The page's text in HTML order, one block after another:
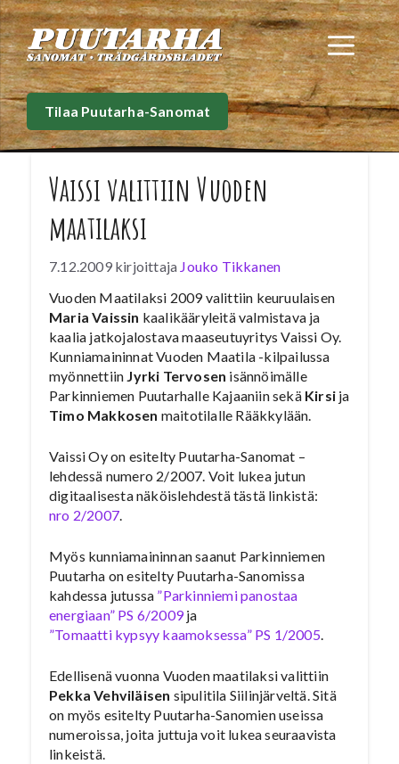
Siirry
sisältöön
Tilaa Puutarha-Sanomat
Vaissi valittiin Vuoden
maatilaksi
7.12.2009 kirjoittaja Jouko Tikkanen
Vuoden Maatilaksi 2009 valittiin keuruulaisen
Maria Vaissin kaalikääryleitä valmistava ja
kaalia jatkojalostava maaseutuyritys Vaissi Oy.
Kunniamaininnat Vuoden Maatila -kilpailussa
myönnettiin Jyrki Tervosen isännöimälle
Parkinniemen Puutarhalle Kajaaniin sekäKirsi ja
Timo Makkosen maitotilalle Rääkkylään.
Vaissi Oy on esitelty Puutarha-Sanomat –
lehdessä numero 2/2007. Voit lukea jutun
digitaalisesta näköislehdestä tästä linkistä:
nro 2/2007.
Myös kunniamaininnan saanut Parkinniemen
Puutarha on esitelty Puutarha-Sanomissa
kahdessa jutussa ”Parkinniemi panostaa
energiaan” PS 6/2009ja
”Tomaatti kypsyy kaamoksessa” PS 1/2005.
Edellisenä vuonna Vuoden maatilaksi valittiin
Pekka Vehviläisen sipulitila Siilinjärveltä. Sitä
on myös esitelty Puutarha-Sanomien useissa
numeroissa, joita juttuja voit lukea seuraavista
linkeistä.